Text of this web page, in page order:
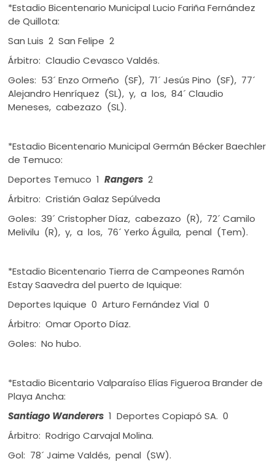
*Estadio Bicentenario Municipal Lucio Fariña Fernández
de Quillota:
San Luis 2 San Felipe 2
Árbitro: Claudio Cevasco Valdés.
Goles: 53´ Enzo Ormeño (SF), 71´ Jesús Pino (SF), 77´
Alejandro Henríquez (SL), y, a los, 84´ Claudio
Meneses, cabezazo (SL).
*Estadio Bicentenario Municipal Germán Bécker Baechler
de Temuco:
Deportes Temuco 1Rangers 2
Árbitro: Cristián Galaz Sepúlveda
Goles: 39´ Cristopher Díaz, cabezazo (R), 72´ Camilo
Melivilu (R), y, a los, 76´ Yerko Águila, penal (Tem).
*Estadio Bicentenario Tierra de Campeones Ramón
Estay Saavedra del puerto de Iquique:
Deportes Iquique 0 Arturo Fernández Vial 0
Árbitro: Omar Oporto Díaz.
Goles: No hubo.
*Estadio Bicentario Valparaíso Elías Figueroa Brander de
Playa Ancha:
Santiago Wanderers 1 Deportes Copiapó SA. 0
Árbitro: Rodrigo Carvajal Molina.
Gol: 78´ Jaime Valdés, penal (SW).